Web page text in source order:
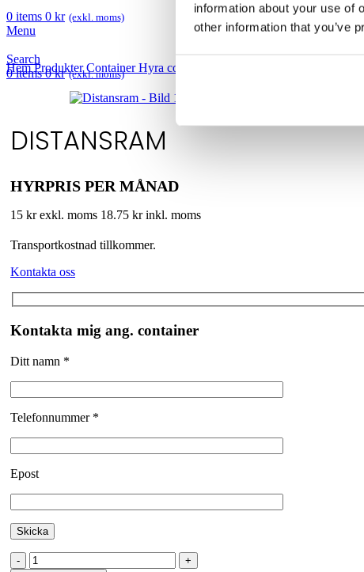
information about your use of
other information that you’ve
0 items 0 kr (exkl. moms)
Menu
Search
0items 0kr (exkl. moms)
HemProdukterContainerHyra container
DISTANSRAM
HYRPRIS PER MÅNAD
15 kr exkl. moms 18.75 kr inkl. moms
Transportkostnad tillkommer.
Kontakta oss
Kontakta mig ang. container
Ditt namn *
Telefonnummer *
Epost
Distansram